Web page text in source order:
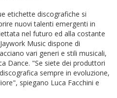
etichette discografiche si
nuovi talenti emergenti in
nel futuro ed alla costante
Music dispone di
vari generi e stili musicali,
Dance. "Se siete dei produttori
sempre in evoluzione,
spiegano Luca Facchini e